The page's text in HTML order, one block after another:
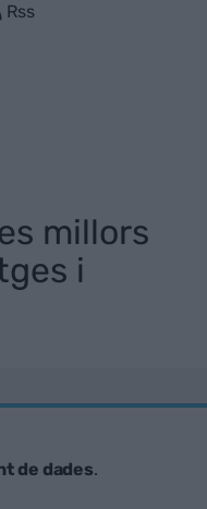
Rss
millors
i
de dades.